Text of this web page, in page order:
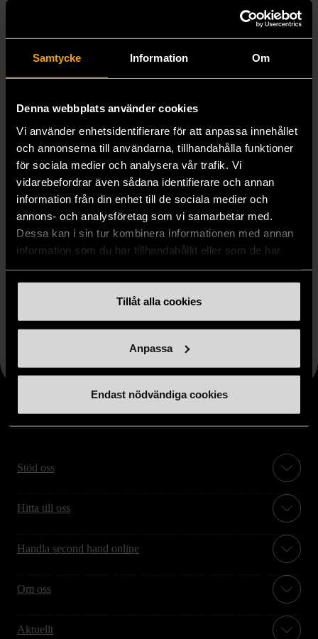
Samtycke Information Om
Denna webbplats använder cookies
Vi använder enhetsidentifierare för att anpassa innehållet
och annonserna till användarna, tillhandahålla funktioner
för sociala medier och analysera vår trafik. Vi
vidarebefordrar även sådana identifierare och annan
information från din enhet till de sociala medier och
annons- och analysföretag som vi samarbetar med.
Dessa kan i sin tur kombinera informationen med annan
information som du har tillhandahållit eller som de har
Tillåt alla cookies
Anpassa
Endast nödvändiga cookies
Färg Vit
Varumärke
Produkten är unik och finns enbart som 1 st i lager.
Fri frakt på alla köp över 990 kr.
14 dagars ångerrät.
FRÅN SAMMA VARUMÄRKE
Hitta produkter från samma varumärke
Stöd oss
Hitta till oss
Handla second hand online
Om oss
Aktuellt